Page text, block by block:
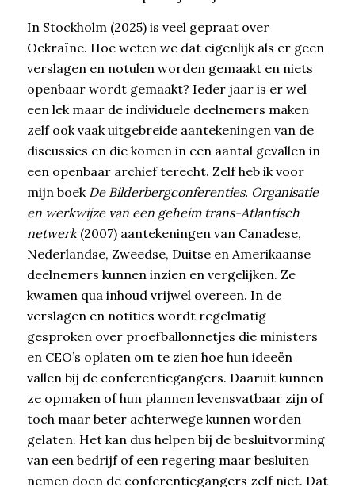
In Stockholm (2025) is veel gepraat over
Oekraïne. Hoe weten we dat eigenlijk als er geen
verslagen en notulen worden gemaakt en niets
openbaar wordt gemaakt? Ieder jaar is er wel
een lek maar de individuele deelnemers maken
zelf ook vaak uitgebreide aantekeningen van de
discussies en die komen in een aantal gevallen in
een openbaar archief terecht. Zelf heb ik voor
mijn boek De Bilderbergconferenties. Organisatie
en werkwijze van een geheim trans-Atlantisch
netwerk(2007) aantekeningen van Canadese,
Nederlandse, Zweedse, Duitse en Amerikaanse
deelnemers kunnen inzien en vergelijken. Ze
kwamen qua inhoud vrijwel overeen. In de
verslagen en notities wordt regelmatig
gesproken over proefballonnetjes die ministers
en CEO’s oplaten om te zien hoe hun ideeën
vallen bij de conferentiegangers. Daaruit kunnen
ze opmaken of hun plannen levensvatbaar zijn of
toch maar beter achterwege kunnen worden
gelaten. Het kan dus helpen bij de besluitvorming
van een bedrijf of een regering maar besluiten
nemen doen de conferentiegangers zelf niet. Dat